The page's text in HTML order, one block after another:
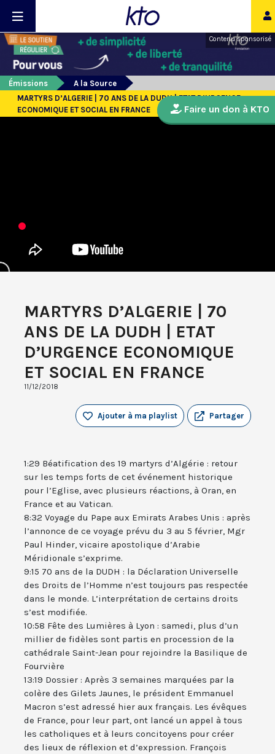
Contenu sponsorisé
Émissions
A la Source
MARTYRS D’ALGERIE | 70 ANS DE LA DUDH | ETAT D’URGENCE
ECONOMIQUE ET SOCIAL EN FRANCE
MARTYRS D’ALGERIE | 70
ANS DE LA DUDH | ETAT
D’URGENCE ECONOMIQUE
ET SOCIAL EN FRANCE
11/12/2018
Partager
Ajouter à ma playlist
1:29 Béatification des 19 martyrs d’Algérie : retour
sur les temps forts de cet événement historique
pour l’Eglise, avec plusieurs réactions, à Oran, en
France et au Vatican.
8:32 Voyage du Pape aux Emirats Arabes Unis : après
l’annonce de ce voyage prévu du 3 au 5 février, Mgr
Paul Hinder, vicaire apostolique d’Arabie
Méridionale s’exprime.
9:15 70 ans de la DUDH : la Déclaration Universelle
des Droits de l’Homme n’est toujours pas respectée
dans le monde. L’interprétation de certains droits
s’est modifiée.
10:58 Fête des Lumières à Lyon : samedi, plus d’un
millier de fidèles sont partis en procession de la
cathédrale Saint-Jean pour rejoindre la Basilique de
Fourvière
13:19 Dossier : Après 3 semaines marquées par la
colère des Gilets Jaunes, le président Emmanuel
Macron s’est adressé hier aux français. Les évêques
de France, pour leur part, ont lancé un appel à tous
les catholiques et à leurs concitoyens pour créer
des lieux de réflexion et d’expression. François
Faire un don à KTO